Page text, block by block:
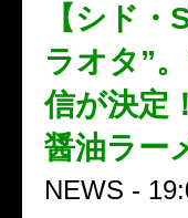
【シド
ラオタ”
信が決定
醤油ラー
NEWS -